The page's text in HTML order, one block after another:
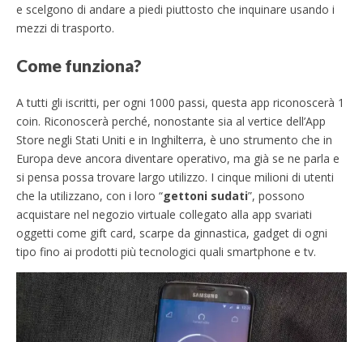
e scelgono di andare a piedi piuttosto che inquinare usando i
mezzi di trasporto.
Come funziona?
A tutti gli iscritti, per ogni 1000 passi, questa app riconoscerà 1
coin. Riconoscerà perché, nonostante sia al vertice dell’App
Store negli Stati Uniti e in Inghilterra, è uno strumento che in
Europa deve ancora diventare operativo, ma già se ne parla e
si pensa possa trovare largo utilizzo. I cinque milioni di utenti
che la utilizzano, con i loro “gettoni sudati”, possono
acquistare nel negozio virtuale collegato alla app svariati
oggetti come gift card, scarpe da ginnastica, gadget di ogni
tipo fino ai prodotti più tecnologici quali smartphone e tv.